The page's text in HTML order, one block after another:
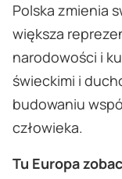
Polska zmienia
większa
narodowości i
świeckimi i
budowaniu
człowieka.
Tu Europa